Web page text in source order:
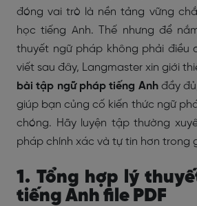
đóng vai trò là nền tảng vững
học tiếng Anh. Thế nhưng để
thuyết ngữ pháp không phải điều
viết sau đây, Langmaster xin giới
bài tập ngữ pháp tiếng Anhđầy
giúp bạn củng cố kiến thức ngữ
chóng. Hãy luyện tập thường
pháp chính xác và tự tin hơn trong
1. Tổng hợp lý
tiếng Anh file PDF